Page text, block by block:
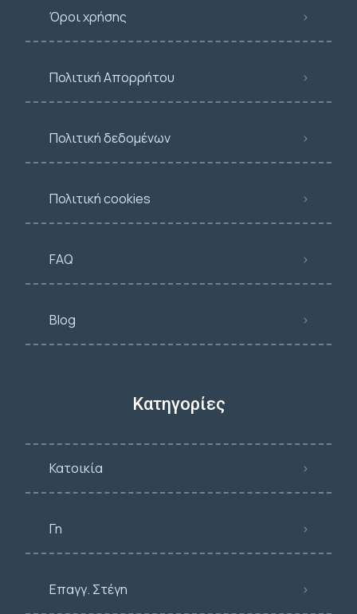
Όροι χρήσης
Πολιτική Απορρήτου
Πολιτική δεδομένων
Πολιτική cookies
FAQ
Blog
Κατηγορίες
Κατοικία
Γη
Επαγγ. Στέγη